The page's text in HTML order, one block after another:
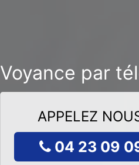
Voyance par
APPELEZ
04 23 09